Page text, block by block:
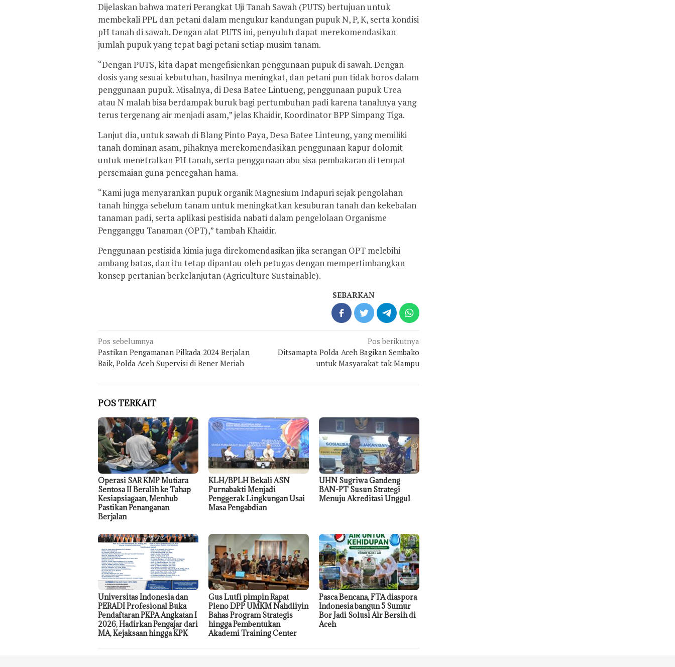
Dijelaskan bahwa materi Perangkat Uji Tanah Sawah (PUTS) bertujuan untuk
membekali PPL dan petani dalam mengukur kandungan pupuk N, P, K, serta kondisi
pH tanah di sawah. Dengan alat PUTS ini, penyuluh dapat merekomendasikan
jumlah pupuk yang tepat bagi petani setiap musim tanam.
“Dengan PUTS, kita dapat mengefisienkan penggunaan pupuk di sawah. Dengan
dosis yang sesuai kebutuhan, hasilnya meningkat, dan petani pun tidak boros dalam
penggunaan pupuk. Misalnya, di Desa Batee Lintueng, penggunaan pupuk Urea
atau N malah bisa berdampak buruk bagi pertumbuhan padi karena tanahnya yang
terus tergenang air menjadi asam,” jelas Khaidir, Koordinator BPP Simpang Tiga.
Lanjut dia, untuk sawah di Blang Pinto Paya, Desa Batee Linteung, yang memiliki
tanah dominan asam, pihaknya merekomendasikan penggunaan kapur dolomit
untuk menetralkan PH tanah, serta penggunaan abu sisa pembakaran di tempat
persemaian guna pencegahan hama.
“Kami juga menyarankan pupuk organik Magnesium Indapuri sejak pengolahan
tanah hingga sebelum tanam untuk meningkatkan kesuburan tanah dan kekebalan
tanaman padi, serta aplikasi pestisida nabati dalam pengelolaan Organisme
Pengganggu Tanaman (OPT),” tambah Khaidir.
Penggunaan pestisida kimia juga direkomendasikan jika serangan OPT melebihi
ambang batas, dan itu tetap dipantau oleh petugas dengan mempertimbangkan
konsep pertanian berkelanjutan (Agriculture Sustainable).
SEBARKAN
Navigasi
pos
Pos sebelumnya
Pastikan Pengamanan Pilkada 2024 Berjalan
Baik, Polda Aceh Supervisi di Bener Meriah
Pos berikutnya
Ditsamapta Polda Aceh Bagikan Sembako
untuk Masyarakat tak Mampu
POS TERKAIT
Operasi SAR KMP Mutiara
Sentosa II Beralih ke Tahap
Kesiapsiagaan, Menhub
Pastikan Penanganan
Berjalan
KLH/BPLH Bekali ASN
Purnabakti Menjadi
Penggerak Lingkungan Usai
Masa Pengabdian
UHN Sugriwa Gandeng
BAN-PT Susun Strategi
Menuju Akreditasi Unggul
Universitas Indonesia dan
PERADI Profesional Buka
Pendaftaran PKPA Angkatan I
2026, Hadirkan Pengajar dari
MA, Kejaksaan hingga KPK
Gus Lutfi pimpin Rapat
Pleno DPP UMKM Nahdliyin
Bahas Program Strategis
hingga Pembentukan
Akademi Training Center
Pasca Bencana, FTA diaspora
Indonesia bangun 5 Sumur
Bor Jadi Solusi Air Bersih di
Aceh